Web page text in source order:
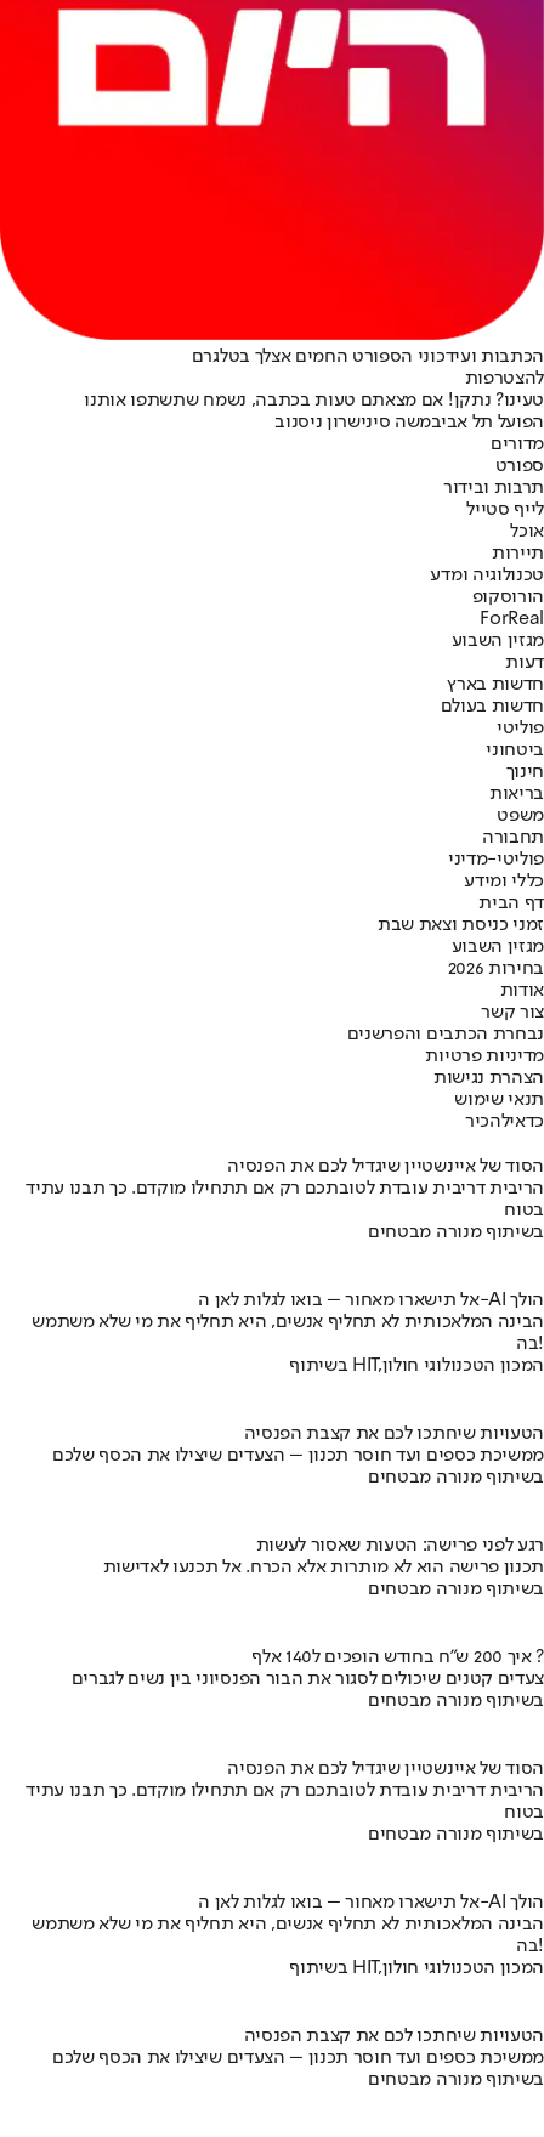
הכתבות ועידכוני הספורט החמים אצלך בטלגרם
להצטרפות
טעינו? נתקן! אם מצאתם טעות בכתבה, נשמח שתשתפו אותנו
הפועל תל אביבמשה סינישרון ניסנוב
מדורים
ספורט
תרבות ובידור
לייף סטייל
אוכל
תיירות
טכנולוגיה ומדע
הורוסקופ
ForReal
מגזין השבוע
דעות
חדשות בארץ
חדשות בעולם
פוליטי
ביטחוני
חינוך
בריאות
משפט
תחבורה
פוליטי-מדיני
כללי ומידע
דף הבית
זמני כניסת וצאת שבת
מגזין השבוע
בחירות 2026
אודות
צור קשר
נבחרת הכתבים והפרשנים
מדיניות פרטיות
הצהרת נגישות
תנאי שימוש
כדאילהכיר
הסוד של איינשטיין שיגדיל לכם את הפנסיה
הריבית דריבית עובדת לטובתכם רק אם תתחילו מוקדם. כך תבנו עתיד
בטוח
בשיתוף מנורה מבטחים
אל תישארו מאחור – בואו לגלות לאן ה-AI הולך
הבינה המלאכותית לא תחליף אנשים, היא תחליף את מי שלא משתמש
בה!
בשיתוף HIT,המכון הטכנולוגי חולון
הטעויות שיחתכו לכם את קצבת הפנסיה
ממשיכת כספים ועד חוסר תכנון – הצעדים שיצילו את הכסף שלכם
בשיתוף מנורה מבטחים
רגע לפני פרישה: הטעות שאסור לעשות
תכנון פרישה הוא לא מותרות אלא הכרח. אל תכנעו לאדישות
בשיתוף מנורה מבטחים
איך 200 ש"ח בחודש הופכים ל140 אלף ?
צעדים קטנים שיכולים לסגור את הבור הפנסיוני בין נשים לגברים
בשיתוף מנורה מבטחים
הסוד של איינשטיין שיגדיל לכם את הפנסיה
הריבית דריבית עובדת לטובתכם רק אם תתחילו מוקדם. כך תבנו עתיד
בטוח
בשיתוף מנורה מבטחים
אל תישארו מאחור – בואו לגלות לאן ה-AI הולך
הבינה המלאכותית לא תחליף אנשים, היא תחליף את מי שלא משתמש
בה!
בשיתוף HIT,המכון הטכנולוגי חולון
הטעויות שיחתכו לכם את קצבת הפנסיה
ממשיכת כספים ועד חוסר תכנון – הצעדים שיצילו את הכסף שלכם
בשיתוף מנורה מבטחים